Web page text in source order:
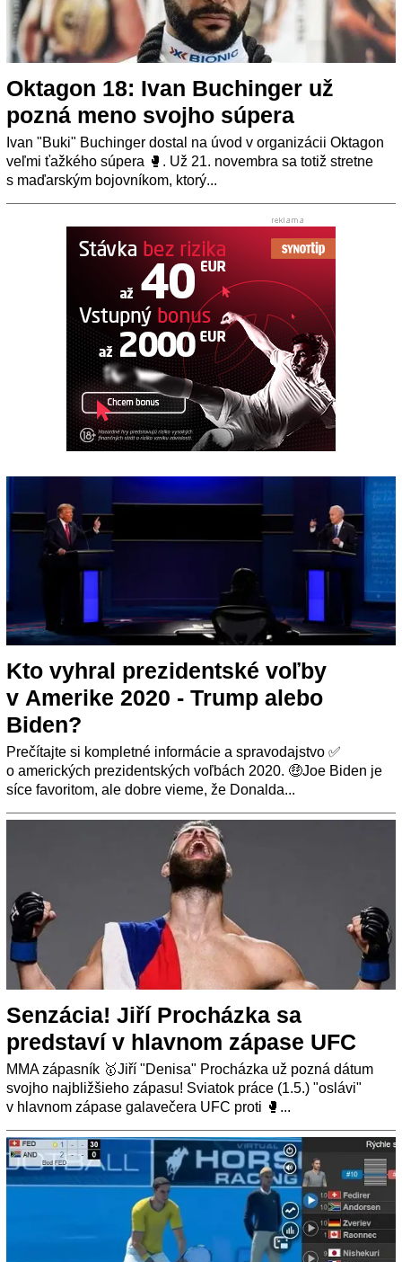
Oktagon 18: Ivan Buchinger už
pozná meno svojho súpera
Ivan "Buki" Buchinger dostal na úvod v organizácii Oktagon
veľmi ťažkého súpera 🥊. Už 21. novembra sa totiž stretne
s maďarským bojovníkom, ktorý...
Kto vyhral prezidentské voľby
v Amerike 2020 - Trump alebo
Biden?
Prečítajte si kompletné informácie a spravodajstvo ✅
o amerických prezidentských voľbách 2020. 🤑Joe Biden je
síce favoritom, ale dobre vieme, že Donalda...
Senzácia! Jiří Procházka sa
predstaví v hlavnom zápase UFC
MMA zápasník 🥇Jiří "Denisa" Procházka už pozná dátum
svojho najbližšieho zápasu! Sviatok práce (1.5.) "oslávi"
v hlavnom zápase galavečera UFC proti 🥊...